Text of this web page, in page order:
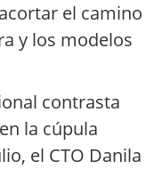
el camino
y los modelos
contrasta
la cúpula
el CTO Danila